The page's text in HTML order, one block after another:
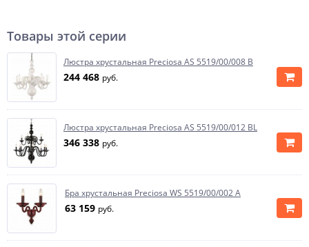
Товары этой серии
Люстра хрустальная Preciosa AS 5519/00/008 B
244 468 руб.
Люстра хрустальная Preciosa AS 5519/00/012 BL
346 338 руб.
Бра хрустальная Preciosa WS 5519/00/002 A
63 159 руб.